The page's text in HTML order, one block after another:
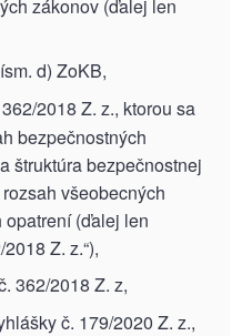
zákonov (ďalej len
d) ZoKB,
2018 Z. z., ktorou sa
bezpečnostných
štruktúra bezpečnostnej
všeobecných
(ďalej len
Z. z.“),
362/2018 Z. z,
č. 179/2020 Z. z.,